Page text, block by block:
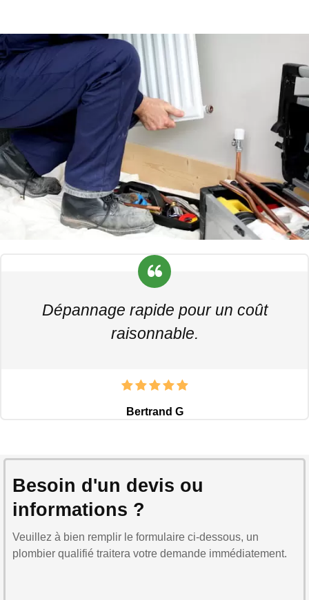
Dépannage rapide pour un coût
raisonnable.
Bertrand G
Besoin d'un devis ou
informations ?
Veuillez à bien remplir le formulaire ci-dessous, un
plombier qualifié traitera votre demande immédiatement.